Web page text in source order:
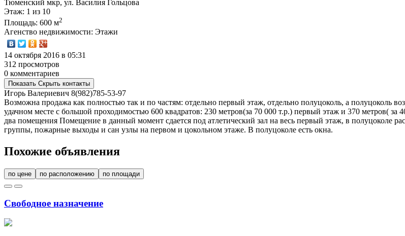
Тюменский мкр, ул. Василия Гольцова
Этаж: 1 из 10
Площадь: 600 м2
Агенство недвижимости: Этажи
14 октября 2016 в 05:31
312 просмотров
0 комментариев
Показать Скрыть контакты
Игорь Валериевич 8(982)785-53-97
Возможна продажа как полностью так и по частям: отдельно первый этаж, отдельно полуцоколь, а полуцоколь
удачном месте с большой проходимостью 600 квадратов: 230 метров(за 70 000 т.р.) первый этаж и 370 метров(
два помещения Помещение в данный момент сдается под атлетический зал на весь первый этаж, в полуцоколе
группы, пожарные выходы и сан узлы на первом и цокольном этаже. В полуцоколе есть окна.
Похожие объявления
по цене по расположению по площади
Свободное назначение